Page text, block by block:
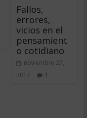
Fallos,
errores,
vicios en el
pensamient
o cotidiano
noviembre 27,
2017
1